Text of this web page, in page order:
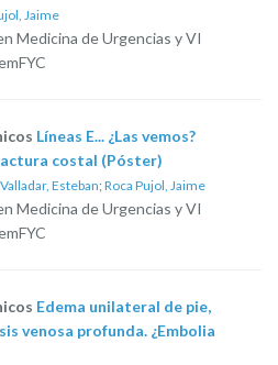
Jaime
Medicina de Urgencias y VI
Líneas E... ¿Las vemos?
costal (Póster)
Esteban; Roca Pujol, Jaime
Medicina de Urgencias y VI
Edema unilateral de pie,
venosa profunda. ¿Embolia